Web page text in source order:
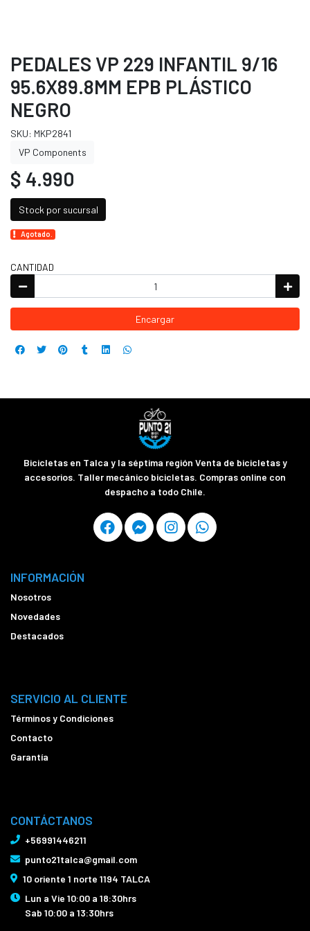
PEDALES VP 229 INFANTIL 9/16
95.6X89.8MM EPB PLÁSTICO
NEGRO
SKU: MKP2841
VP Components
$ 4.990
Stock por sucursal
Agotado.
CANTIDAD
Encargar
Bicicletas en Talca y la séptima región Venta de bicicletas y
accesorios. Taller mecánico bicicletas. Compras online con
despacho a todo Chile.
INFORMACIÓN
Nosotros
Novedades
Destacados
SERVICIO AL CLIENTE
Términos y Condiciones
Contacto
Garantía
CONTÁCTANOS
+56991446211
punto21talca@gmail.com
10 oriente 1 norte 1194 TALCA
Lun a Vie 10:00 a 18:30hrs
Sab 10:00 a 13:30hrs